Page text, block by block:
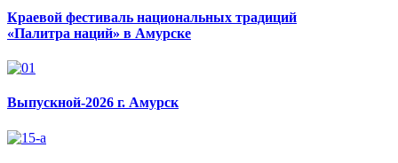
Краевой фестиваль национальных традиций
«Палитра наций» в Амурске
Выпускной-2026 г. Амурск